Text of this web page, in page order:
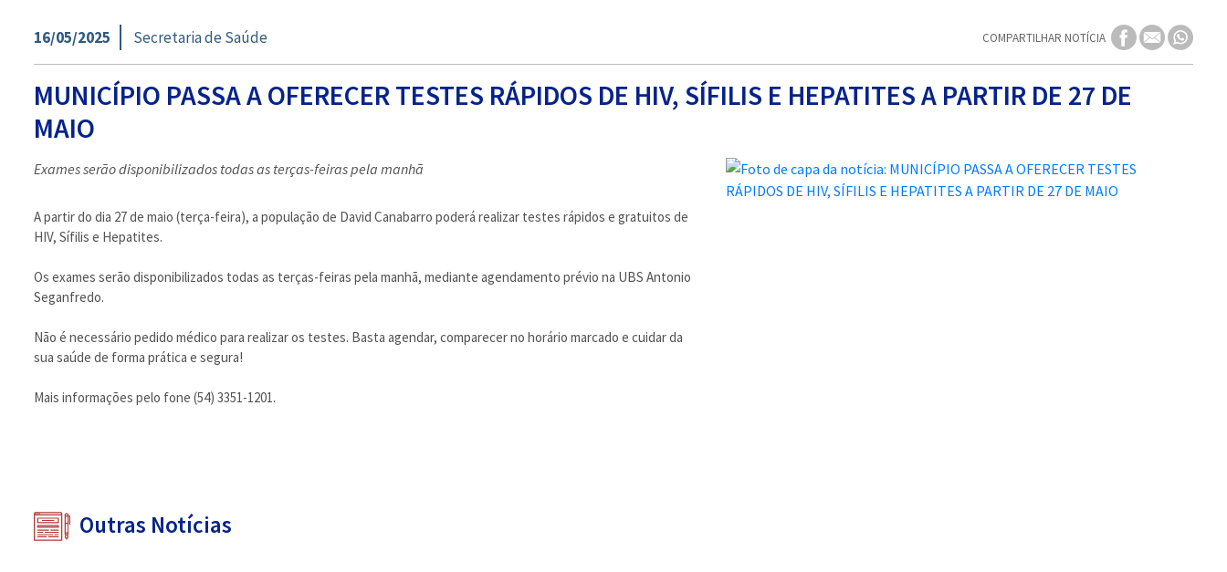
16/05/2025 Secretaria de Saúde COMPARTILHAR NOTÍCIA
MUNICÍPIO PASSA A OFERECER TESTES RÁPIDOS DE HIV, SÍFILIS E HEPATITES A PARTIR DE 27 DE
MAIO
Exames serão disponibilizados todas as terças-feiras pela manhã
A partir do dia 27 de maio (terça-feira), a população de David Canabarro poderá realizar testes rápidos e gratuitos de
HIV, Sífilis e Hepatites.
Os exames serão disponibilizados todas as terças-feiras pela manhã, mediante agendamento prévio na UBS Antonio
Seganfredo.
Não é necessário pedido médico para realizar os testes. Basta agendar, comparecer no horário marcado e cuidar da
sua saúde de forma prática e segura!
Mais informações pelo fone (54) 3351-1201.
Outras Notícias